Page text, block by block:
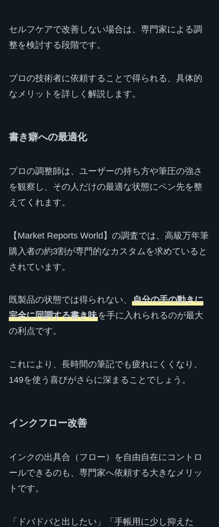
セルフケアで改善しない場合は、専門家による調
整を検討する段階です。
プロの技術者に依頼することで得られる、具体的
なメリットを詳しく解説します。
書き癖への最適化
プロの調整師は、ユーザーの持ち方や筆圧の強さ
を観察し、その人だけの最適な状態にペン先を整
えてくれます。
【Market Reports World】の調査では、高級万年筆
購入者の約3割が専門的なカスタムを求めていると
されています。
既製品の状態では得られない、 自分の手の動きに
完全に同調する書き味を手に入れられるのが最大
の利点です。
これにより、長時間の筆記でも疲れにくくなり、
149を使う喜びがさらに深まることでしょう。
インクフロー改善
インクの出具合（フロー）を自由自在にコントロ
ールできるのも、専門家へ依頼する大きなメリッ
トです。
「ドバドバと出したい」「手帳用に少し抑えた